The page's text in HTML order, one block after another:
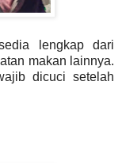
lengkap dari
makan lainnya.
dicuci setelah